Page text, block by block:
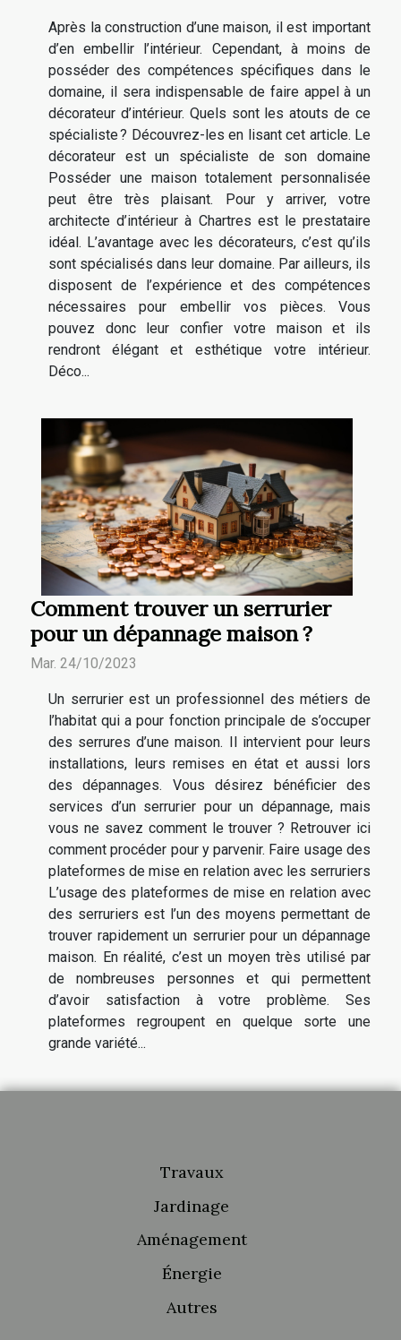
Après la construction d’une maison, il est important
d’en embellir l’intérieur. Cependant, à moins de
posséder des compétences spécifiques dans le
domaine, il sera indispensable de faire appel à un
décorateur d’intérieur. Quels sont les atouts de ce
spécialiste ? Découvrez-les en lisant cet article. Le
décorateur est un spécialiste de son domaine
Posséder une maison totalement personnalisée
peut être très plaisant. Pour y arriver, votre
architecte d’intérieur à Chartres est le prestataire
idéal. L’avantage avec les décorateurs, c’est qu’ils
sont spécialisés dans leur domaine. Par ailleurs, ils
disposent de l’expérience et des compétences
nécessaires pour embellir vos pièces. Vous
pouvez donc leur confier votre maison et ils
rendront élégant et esthétique votre intérieur.
Déco...
Comment trouver un serrurier
pour un dépannage maison ?
Mar. 24/10/2023
Un serrurier est un professionnel des métiers de
l’habitat qui a pour fonction principale de s’occuper
des serrures d’une maison. Il intervient pour leurs
installations, leurs remises en état et aussi lors
des dépannages. Vous désirez bénéficier des
services d’un serrurier pour un dépannage, mais
vous ne savez comment le trouver ? Retrouver ici
comment procéder pour y parvenir. Faire usage des
plateformes de mise en relation avec les serruriers
L’usage des plateformes de mise en relation avec
des serruriers est l’un des moyens permettant de
trouver rapidement un serrurier pour un dépannage
maison. En réalité, c’est un moyen très utilisé par
de nombreuses personnes et qui permettent
d’avoir satisfaction à votre problème. Ses
plateformes regroupent en quelque sorte une
grande variété...
Travaux
Jardinage
Aménagement
Énergie
Autres